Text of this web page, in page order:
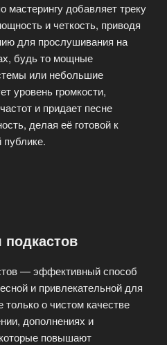
мастерингу добавляет треку
и четкость, приводя
для прослушивания на
будь то мощные
или небольшие
уровень громкости,
и придает песне
делая её готовой к
— эффективный способ
и привлекательной для
о чистом качестве
дополнениях и
повышают